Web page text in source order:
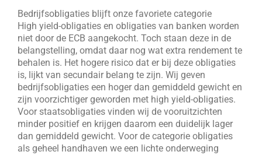
Bedrijfsobligaties blijft onze favoriete categorie
High yield-obligaties en obligaties van banken worden
niet door de ECB aangekocht. Toch staan deze in de
belangstelling, omdat daar nog wat extra rendement te
behalen is. Het hogere risico dat er bij deze obligaties
is, lijkt van secundair belang te zijn. Wij geven
bedrijfsobligaties een hoger dan gemiddeld gewicht en
zijn voorzichtiger geworden met high yield-obligaties.
Voor staatsobligaties vinden wij de vooruitzichten
minder positief en krijgen daarom een duidelijk lager
dan gemiddeld gewicht. Voor de categorie obligaties
als geheel handhaven we een lichte onderweging